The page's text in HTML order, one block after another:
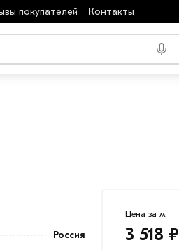
покупателей Контакты
Россия
Цена за м
3 518 ₽